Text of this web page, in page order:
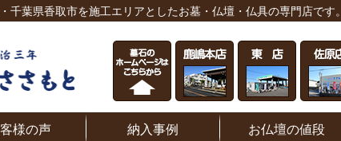
千葉県香取市を施工エリアとしたお墓・仏壇・仏具の専門店です。
様の声 納入事例 お仏壇の値段